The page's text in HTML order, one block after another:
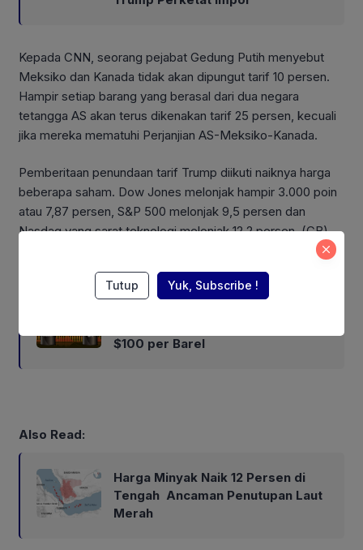
Kepada CNN, seorang pejabat Gedung Putih menyebut
Meksiko dan Kanada tidak akan dipungut tarif 10 persen.
Hampir setiap barang yang berasal dari dua negara
tetangga AS akan terus dikenakan tarif 25 persen, kecuali
jika mereka mematuhi Perjanjian AS-Meksiko-Kanada.
Pemberitaan penundaan tarif Trump diikuti naiknya harga
beberapa saham. Dow Jones melonjak hampir 3.000 poin
atau 7,87 persen, S&P 500 melonjak 9,5 persen dan
Nasdaq yang sarat teknologi melonjak 12,2 persen. (CB)
$100 per Barel
Also Read:
Harga Minyak Naik 12 Persen di
Tengah Ancaman Penutupan Laut
Merah
Tutup Yuk, Subscribe !